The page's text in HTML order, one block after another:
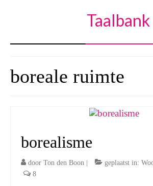
Taalbank
boreale ruimte
borealisme
door Ton den Boon | geplaatst in:
8